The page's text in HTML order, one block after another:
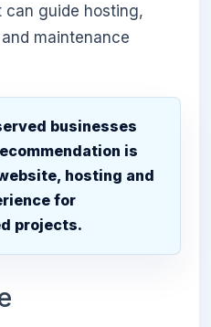
can guide hosting,
maintenance
businesses
is
hosting and
for
projects.